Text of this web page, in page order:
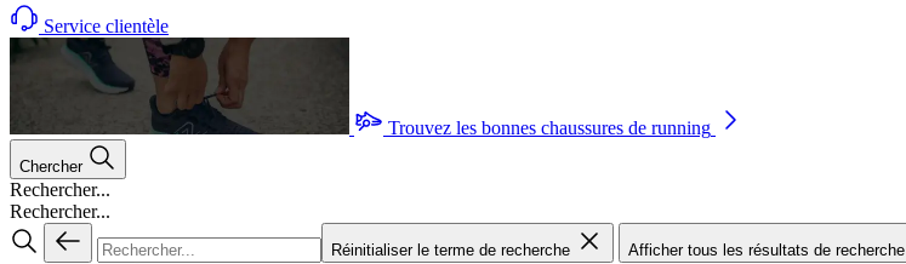
Service clientèle
Trouvez les bonnes chaussures de running
Chercher
Rechercher...
Rechercher...
Réinitialiser le terme de recherche Afficher tous les résultats de recherche